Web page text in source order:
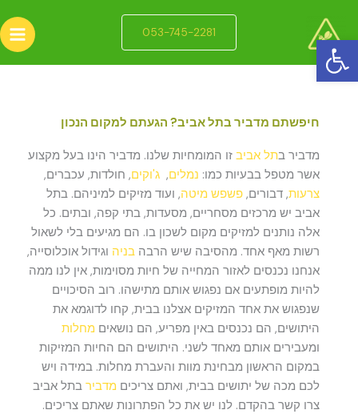
פתח סרגל נגישות
לתוכן
053-745-2281
חיפשתם מדביר בתל אביב? הגעתם למקום הנכון
מדביר בתל אביב זו המומחיות שלנו. מדביר הינו בעל מקצוע
אשר מטפל בבעיות כמו: נמלים, ג'וקים, חולדות, עכברים,
צרעות, דבורים, פשפש מיטה, ועוד מזיקים למיניהם. בתל
אביב יש מרכזים מסחריים, מסעדות, בתי קפה, ובתים. כל
אלה נותנים למזיקים מקום לשכון בו. הם מגיעים בלי לשאול
רשות מאף אחד. מהסיבה שיש הרבה בניה וגידול אוכלוסייה,
אנחנו נכנסים לאזור המחייה של חיות מסוימות, אין לנו ממה
להיות מופתעים אם נפגוש אותם מתישהו. רוב הסיכויים
שנפגוש את אחד המזיקים אצלנו בבית, קחו לדוגמא את
היתושים, הם נכנסים באין מפריע, הם נושאים מחלות
ומעבירים אותם מאחד לשני. היתושים הם החיות המזיקות
במקום הראשון מבחינת מוות והעברת מחלות. במידה ויש
לכם מכה של יתושים בבית, ואתם צריכים מדביר בתל אביב
צרו קשר בהקדם. לנו יש את כל הפתרונות שאתם צריכים.